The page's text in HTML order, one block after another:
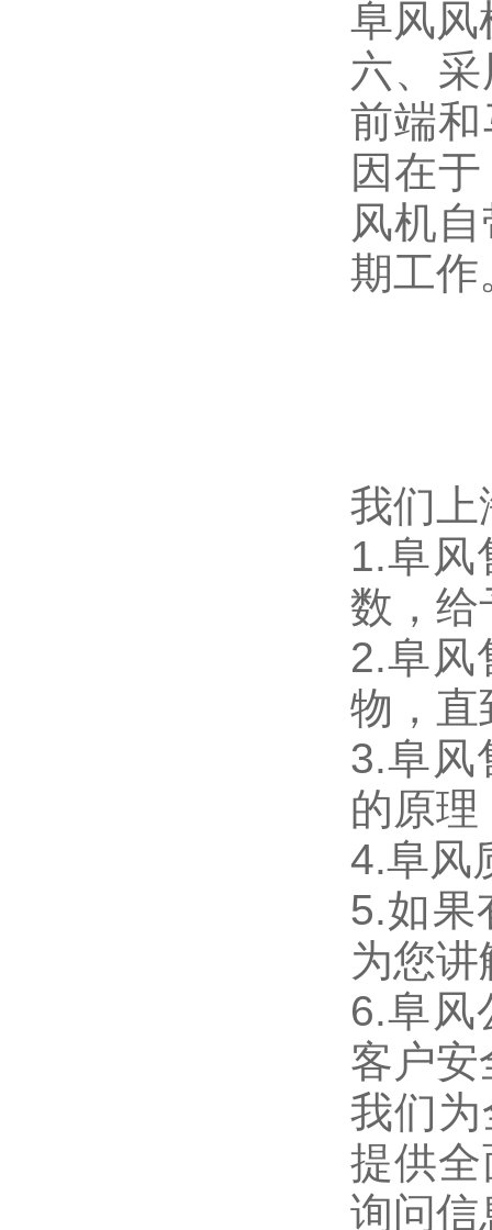
阜风
六、
前端
因在
风机
期工
我们上
1.阜风
数，给
2.阜风
物，直
3.阜风
的原理
4.阜风
5.如果
为您
6.阜风
客户安
我们
提供
询问信